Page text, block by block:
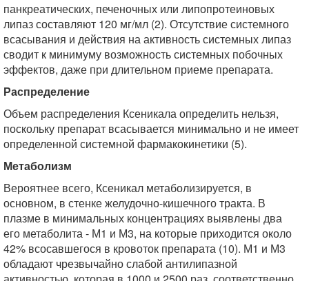
панкреатических, печеночных или липопротеиновых
липаз составляют 120 мг/мл (2). Отсутствие системного
всасывания и действия на активность системных липаз
сводит к минимуму возможность системных побочных
эффектов, даже при длительном приеме препарата.
Распределение
Объем распределения Ксеникала определить нельзя,
поскольку препарат всасывается минимально и не имеет
определенной системной фармакокинетики (5).
Метаболизм
Вероятнее всего, Ксеникал метаболизируется, в
основном, в стенке желудочно-кишечного тракта. В
плазме в минимальных концентрациях выявлены два
его метаболита - М1 и М3, на которые приходится около
42% всосавшегося в кровоток препарата (10). М1 и М3
обладают чрезвычайно слабой антилипазной